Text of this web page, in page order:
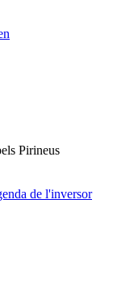
de l'inversor